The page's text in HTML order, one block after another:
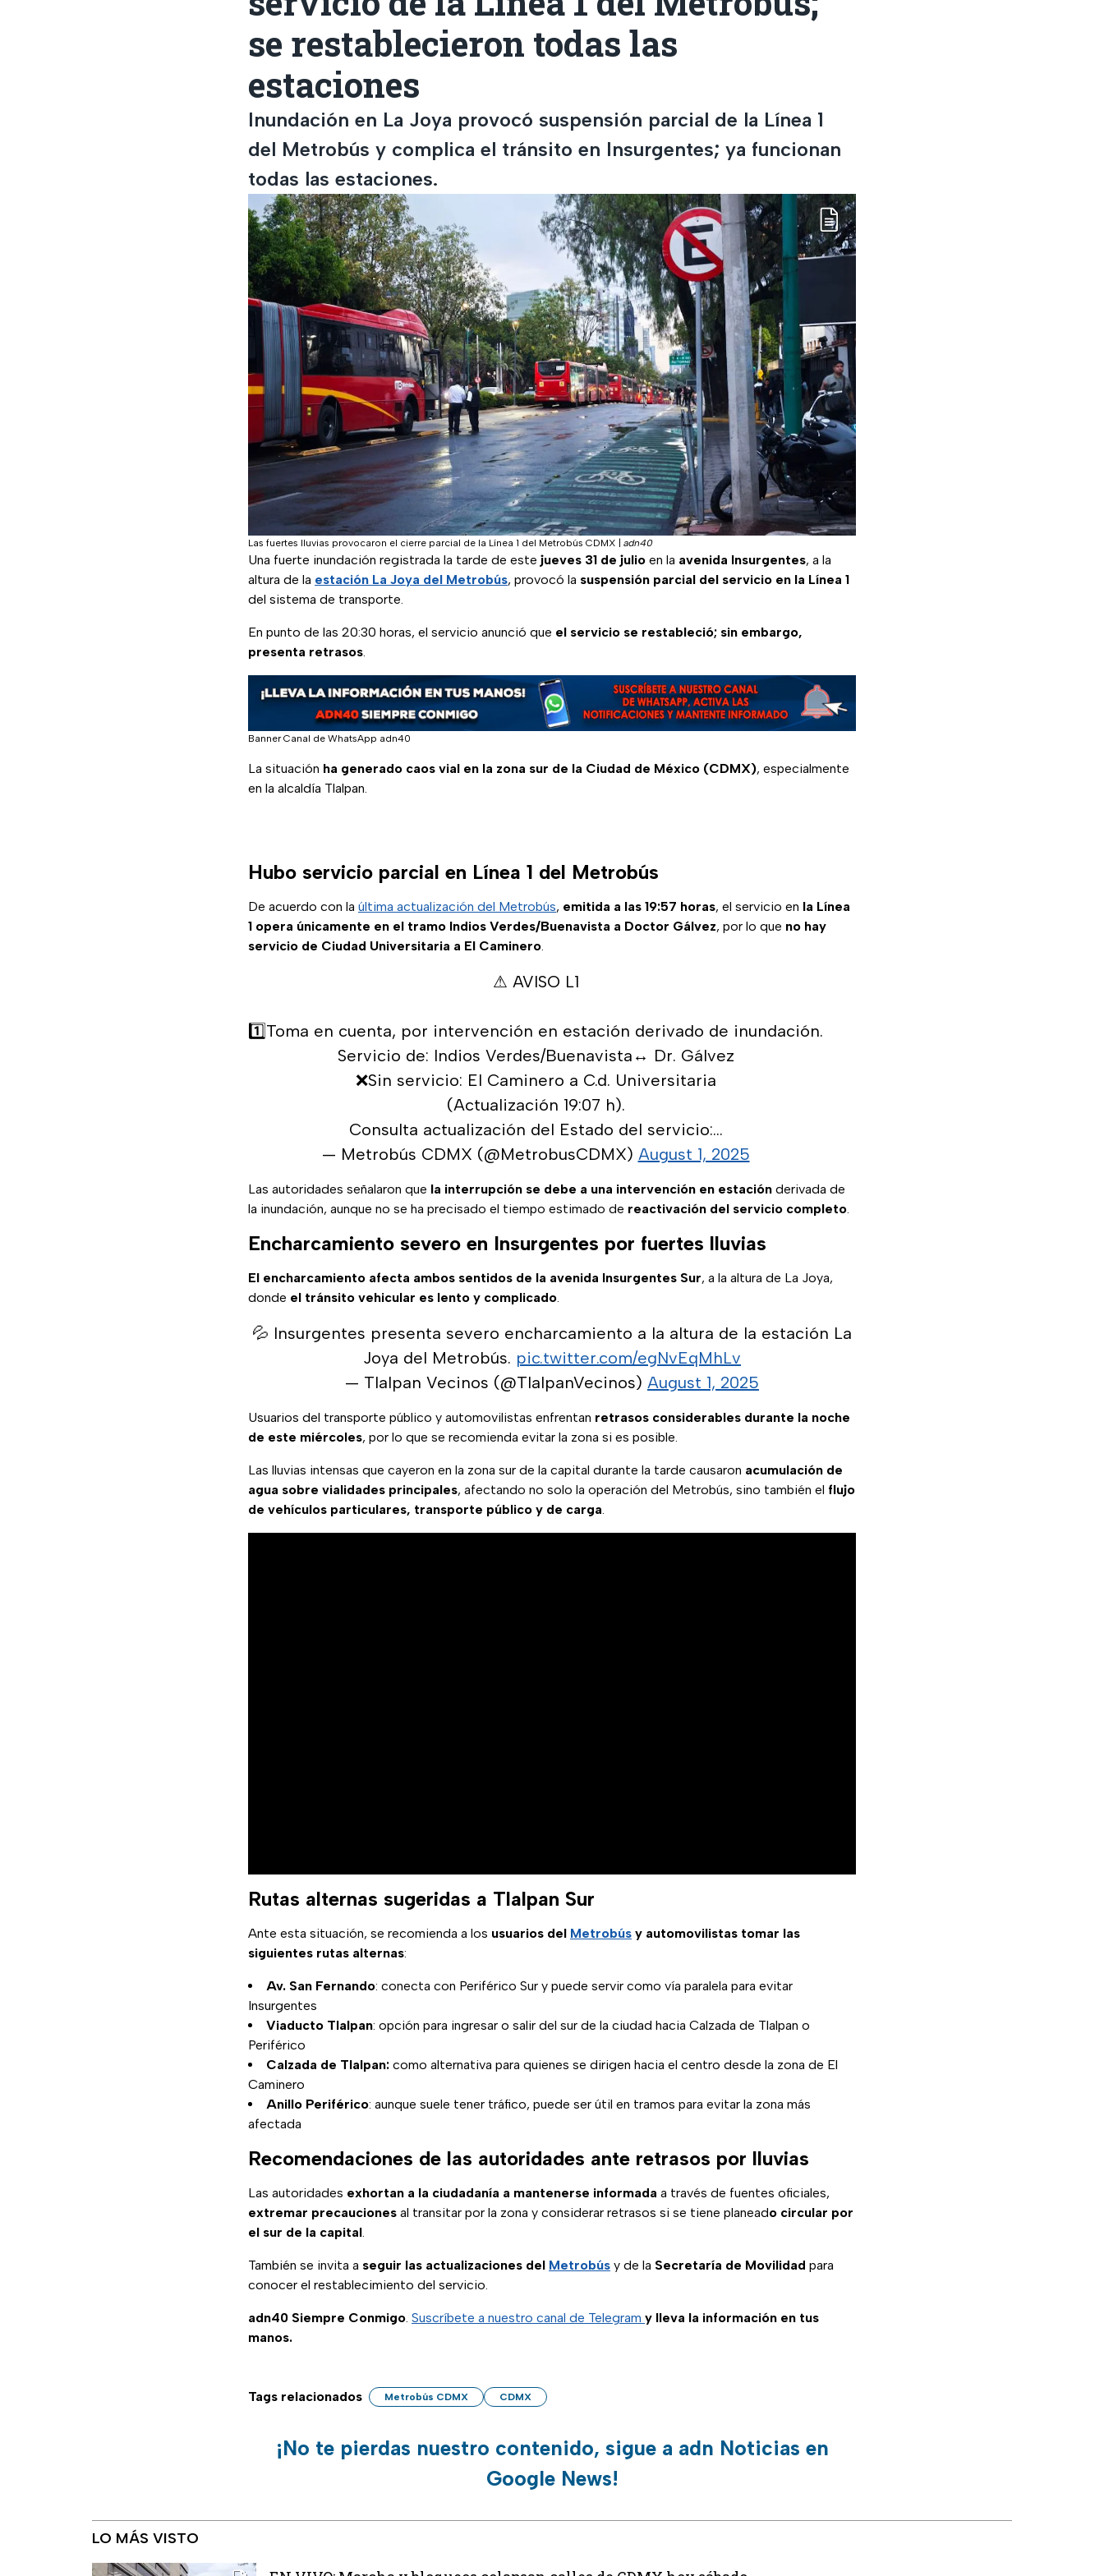
se restablecieron todas las
estaciones
Inundación en La Joya provocó suspensión parcial de la Línea 1
del Metrobús y complica el tránsito en Insurgentes; ya funcionan
todas las estaciones.
Las fuertes lluvias provocaron el cierre parcial de la Línea 1 del Metrobús CDMX adn40
Una fuerte inundación registrada la tarde de este jueves 31 de julio en la avenida Insurgentes, a la
altura de la estación La Joya del Metrobús, provocó la suspensión parcial del servicio en la Línea 1
del sistema de transporte.
En punto de las 20:30 horas, el servicio anunció que el servicio se restableció; sin embargo,
presenta retrasos.
Banner Canal de WhatsApp adn40
La situación ha generado caos vial en la zona sur de la Ciudad de México (CDMX), especialmente
en la alcaldía Tlalpan.
Hubo servicio parcial en Línea 1 del Metrobús
De acuerdo con la última actualización del Metrobús, emitida a las 19:57 horas, el servicio en la Línea
1 opera únicamente en el tramo Indios Verdes/Buenavista a Doctor Gálvez, por lo que no hay
servicio de Ciudad Universitaria a El Caminero.
⚠ AVISO L1
1️⃣Toma en cuenta, por intervención en estación derivado de inundación.
Servicio de: Indios Verdes/Buenavista↔️ Dr. Gálvez
❌Sin servicio: El Caminero a C.d. Universitaria
(Actualización 19:07 h).
Consulta actualización del Estado del servicio:…
— Metrobús CDMX (@MetrobusCDMX) August 1, 2025
Las autoridades señalaron que la interrupción se debe a una intervención en estación derivada de
la inundación, aunque no se ha precisado el tiempo estimado de reactivación del servicio completo.
Encharcamiento severo en Insurgentes por fuertes lluvias
El encharcamiento afecta ambos sentidos de la avenida Insurgentes Sur, a la altura de La Joya,
donde el tránsito vehicular es lento y complicado.
💦 Insurgentes presenta severo encharcamiento a la altura de la estación La
Joya del Metrobús. pic.twitter.com/egNvEqMhLv
— Tlalpan Vecinos (@TlalpanVecinos) August 1, 2025
Usuarios del transporte público y automovilistas enfrentan retrasos considerables durante la noche
de este miércoles, por lo que se recomienda evitar la zona si es posible.
Las lluvias intensas que cayeron en la zona sur de la capital durante la tarde causaron acumulación de
agua sobre vialidades principales, afectando no solo la operación del Metrobús, sino también el flujo
de vehículos particulares, transporte público y de carga.
Rutas alternas sugeridas a Tlalpan Sur
Ante esta situación, se recomienda a los usuarios del Metrobús y automovilistas tomar las
siguientes rutas alternas:
Av. San Fernando: conecta con Periférico Sur y puede servir como vía paralela para evitar
Insurgentes
Viaducto Tlalpan: opción para ingresar o salir del sur de la ciudad hacia Calzada de Tlalpan o
Periférico
Calzada de Tlalpan: como alternativa para quienes se dirigen hacia el centro desde la zona de El
Caminero
Anillo Periférico: aunque suele tener tráfico, puede ser útil en tramos para evitar la zona más
afectada
Recomendaciones de las autoridades ante retrasos por lluvias
Las autoridades exhortan a la ciudadanía a mantenerse informada a través de fuentes oficiales,
extremar precauciones al transitar por la zona y considerar retrasos si se tiene planeado circular por
el sur de la capital.
También se invita a seguir las actualizaciones del Metrobús y de la Secretaría de Movilidad para
conocer el restablecimiento del servicio.
adn40 Siempre Conmigo. Suscríbete a nuestro canal de Telegram y lleva la información en tus
manos.
Tags relacionados Metrobús CDMX CDMX
¡No te pierdas nuestro contenido, sigue a adn Noticias en
Google News!
LO MÁS VISTO